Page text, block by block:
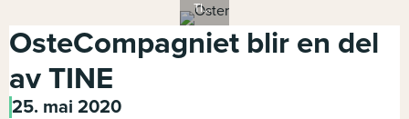
TINE
OsteCompagniet blir en del
av TINE
25. mai 2020